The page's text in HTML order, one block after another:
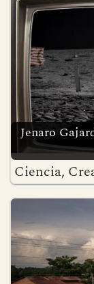
Jenaro
Ciencia,